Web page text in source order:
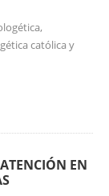
católica y
EN